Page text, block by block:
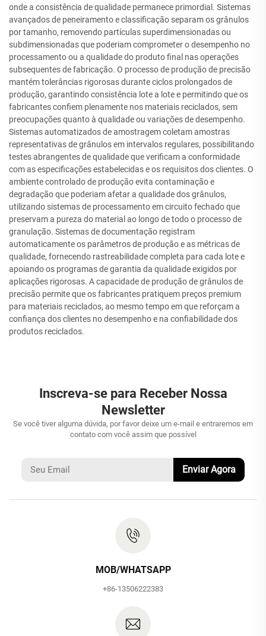
onde a consistência de qualidade permanece primordial. Sistemas
avançados de peneiramento e classificação separam os grânulos
por tamanho, removendo partículas superdimensionadas ou
subdimensionadas que poderiam comprometer o desempenho no
processamento ou a qualidade do produto final nas operações
subsequentes de fabricação. O processo de produção de precisão
mantém tolerâncias rigorosas durante ciclos prolongados de
produção, garantindo consistência lote a lote e permitindo que os
fabricantes confiem plenamente nos materiais reciclados, sem
preocupações quanto à qualidade ou variações de desempenho.
Sistemas automatizados de amostragem coletam amostras
representativas de grânulos em intervalos regulares, possibilitando
testes abrangentes de qualidade que verificam a conformidade
com as especificações estabelecidas e os requisitos dos clientes. O
ambiente controlado de produção evita contaminação e
degradação que poderiam afetar a qualidade dos grânulos,
utilizando sistemas de processamento em circuito fechado que
preservam a pureza do material ao longo de todo o processo de
granulação. Sistemas de documentação registram
automaticamente os parâmetros de produção e as métricas de
qualidade, fornecendo rastreabilidade completa para cada lote e
apoiando os programas de garantia da qualidade exigidos por
aplicações rigorosas. A capacidade de produção de grânulos de
precisão permite que os fabricantes pratiquem preços premium
para materiais reciclados, ao mesmo tempo em que reforçam a
confiança dos clientes no desempenho e na confiabilidade dos
produtos reciclados.
Inscreva-se para Receber Nossa
Newsletter
Se você tiver alguma dúvida, por favor deixe um e-mail e entraremos em
contato com você assim que possível
Enviar Agora
MOB/WHATSAPP
+86-13506222383